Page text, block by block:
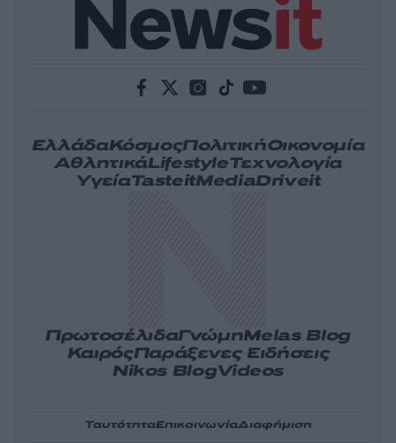
ΕλλάδαΚόσμοςΠολιτικήΟικονομία
ΑθλητικάLifestyleΤεχνολογία
ΥγείαTasteitMediaDriveit
ΠρωτοσέλιδαΓνώμηMelas Blog
ΚαιρόςΠαράξενες Ειδήσεις
Nikos BlogVideos
ΤαυτότηταΕπικοινωνίαΔιαφήμιση